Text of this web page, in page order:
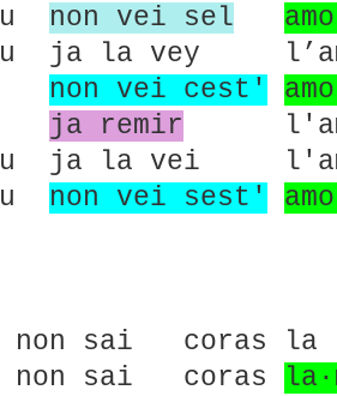
non vei sel
ja la vey
non vei cest'
ja remir
ja la vei
non vei sest'
sai coras
sai coras